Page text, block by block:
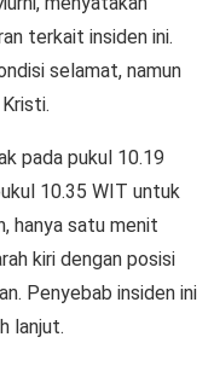
terkait insiden ini.
selamat, namun
pada pukul 10.19
10.35 WIT untuk
hanya satu menit
kiri dengan posisi
Penyebab insiden ini
lanjut.